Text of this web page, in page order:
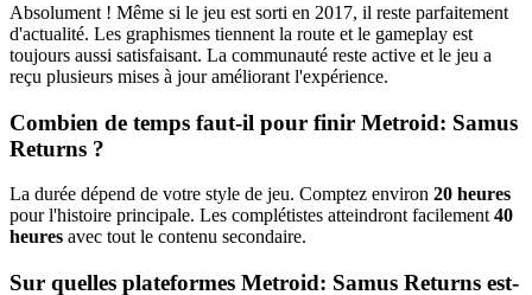
Absolument ! Même si le jeu est sorti en 2017, il reste parfaitement
d'actualité. Les graphismes tiennent la route et le gameplay est
toujours aussi satisfaisant. La communauté reste active et le jeu a
reçu plusieurs mises à jour améliorant l'expérience.
Combien de temps faut-il pour finir Metroid: Samus
Returns ?
La durée dépend de votre style de jeu. Comptez environ 20 heures
pour l'histoire principale. Les complétistes atteindront facilement40
heures avec tout le contenu secondaire.
Sur quelles plateformes Metroid: Samus Returns est-